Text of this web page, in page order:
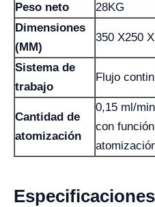
Peso neto
28KG
Dimensiones
(MM)
350 X250
Sistema de
trabajo
Flujo
Cantidad de
atomización
0,15 ml/
con